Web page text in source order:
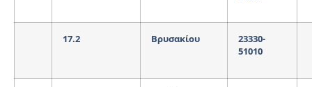
17.2 Βρυσακίου
23330-
51010